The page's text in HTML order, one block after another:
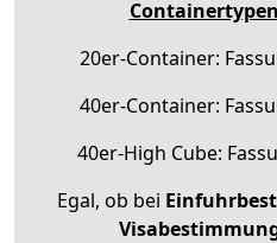
20er-Container:
40er-Container:
40er-High Cube:
Egal, ob bei